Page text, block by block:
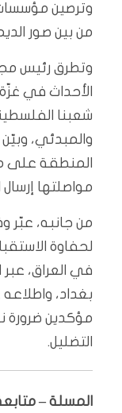
وترصين
من بين صور
وتطرق رئيس
الأحداث في
شعبنا
والمبدئي،
المنطقة على
مواصلتها إرسال
من جانبه، عبّر
لحفاوة
في العراق،
بغداد،
مؤكدين ضرورة
التضليل.
المسلة –